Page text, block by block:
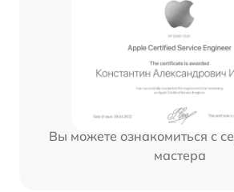
Вы можете ознакомиться с
мастера